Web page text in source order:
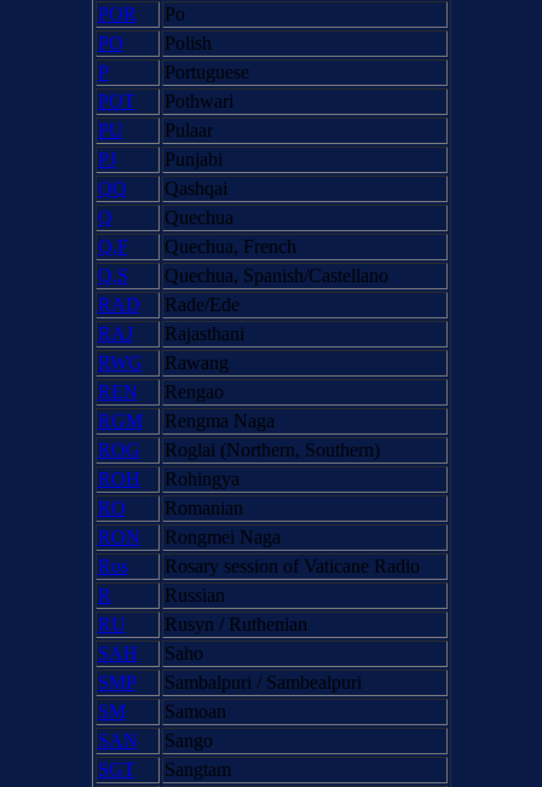
POR
Po
PO
Polish
P
Portuguese
POT
Pothwari
PU
Pulaar
PJ
Punjabi
QQ
Qashqai
Q
Quechua
Q,F
Quechua, French
Q,S
Quechua, Spanish/Castellano
RAD
Rade/Ede
RAJ
Rajasthani
RWG
Rawang
REN
Rengao
RGM
Rengma Naga
ROG
Roglai (Northern, Southern)
ROH
Rohingya
RO
Romanian
RON
Rongmei Naga
Ros
Rosary session of Vaticane Radio
R
Russian
RU
Rusyn / Ruthenian
SAH
Saho
SMP
Sambalpuri / Sambealpuri
SM
Samoan
SAN
Sango
SGT
Sangtam